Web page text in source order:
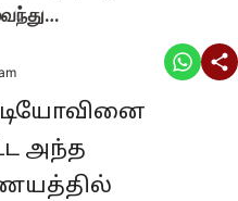
அந்த